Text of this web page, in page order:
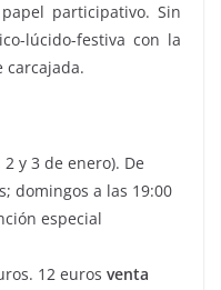
participativo. Sin
lúcido-festiva con la
carcajada.
y 3 de enero). De
domingos a las 19:00
especial
12 euros venta